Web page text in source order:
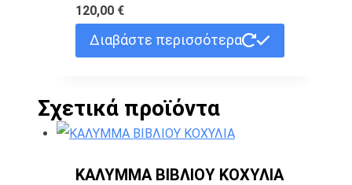
120,00 €
Διαβάστε περισσότερα
Σχετικά προϊόντα
ΚΑΛΥΜΜΑ ΒΙΒΛΙΟΥ ΚΟΧΥΛΙΑ